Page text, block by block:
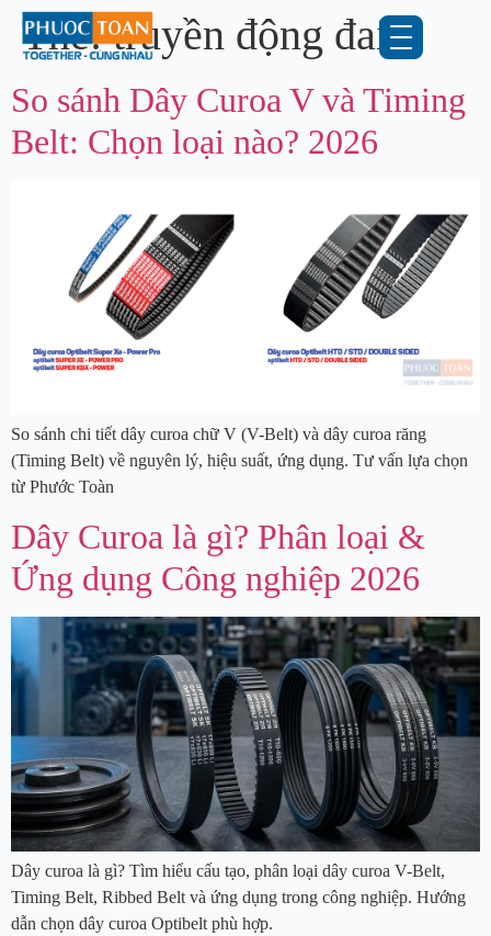
Thẻ:truyền động đai
So sánh Dây Curoa V và Timing
Belt: Chọn loại nào? 2026
So sánh chi tiết dây curoa chữ V (V-Belt) và dây curoa răng
(Timing Belt) về nguyên lý, hiệu suất, ứng dụng. Tư vấn lựa chọn
từ Phước Toàn
Dây Curoa là gì? Phân loại &
Ứng dụng Công nghiệp 2026
Dây curoa là gì? Tìm hiểu cấu tạo, phân loại dây curoa V-Belt,
Timing Belt, Ribbed Belt và ứng dụng trong công nghiệp. Hướng
dẫn chọn dây curoa Optibelt phù hợp.